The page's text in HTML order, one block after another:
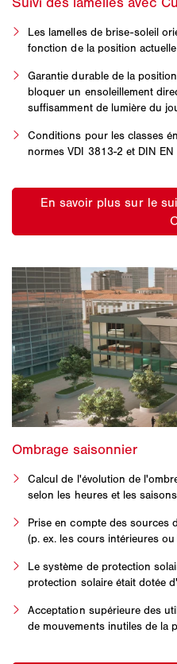
Les lamelles de brise-soleil
fonction de la position
Garantie durable de la
bloquer un ensoleillement
suffisamment de lumière du
Conditions pour les classes
normes VDI 3813-2 et DIN
Calcul de l'évolution de
selon les heures et les saisons
Prise en compte des sources
(p. ex. les cours intérieures
Le système de protection
protection solaire était dotée
Acceptation supérieure des
de mouvements inutiles de la